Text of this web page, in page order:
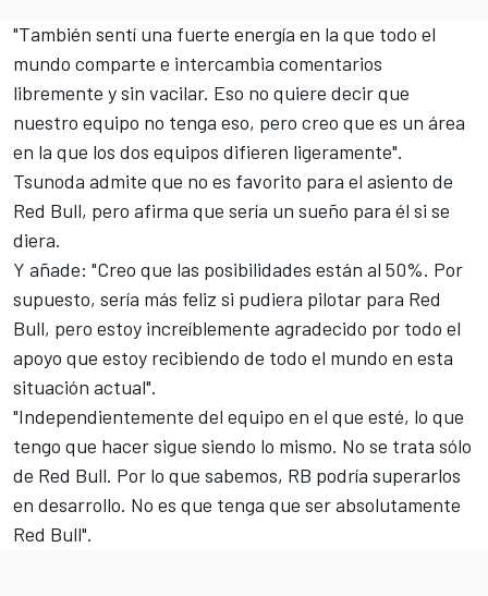
"También sentí una fuerte energía en la que todo el
mundo comparte e intercambia comentarios
libremente y sin vacilar. Eso no quiere decir que
nuestro equipo no tenga eso, pero creo que es un área
en la que los dos equipos difieren ligeramente".
Tsunoda admite que no es favorito para el asiento de
Red Bull, pero afirma que sería un sueño para él si se
diera.
Y añade: "Creo que las posibilidades están al 50%. Por
supuesto, sería más feliz si pudiera pilotar para Red
Bull, pero estoy increíblemente agradecido por todo el
apoyo que estoy recibiendo de todo el mundo en esta
situación actual".
"Independientemente del equipo en el que esté, lo que
tengo que hacer sigue siendo lo mismo. No se trata sólo
de Red Bull. Por lo que sabemos, RB podría superarlos
en desarrollo. No es que tenga que ser absolutamente
Red Bull".